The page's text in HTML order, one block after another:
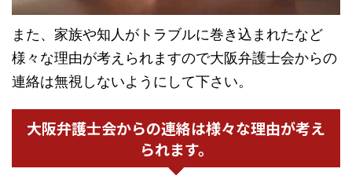
また、家族や知人がトラブルに巻き込まれたなど
様々な理由が考えられますので大阪弁護士会からの
連絡は無視しないようにして下さい。
大阪弁護士会からの連絡は様々な理由が考え
られます。